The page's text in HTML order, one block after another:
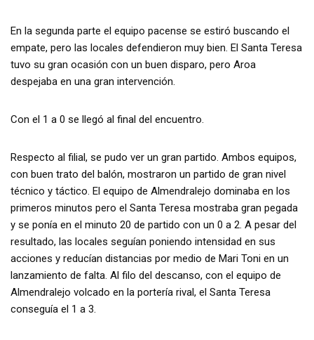
En la segunda parte el equipo pacense se estiró buscando el
empate, pero las locales defendieron muy bien. El Santa Teresa
tuvo su gran ocasión con un buen disparo, pero Aroa
despejaba en una gran intervención.
Con el 1 a 0 se llegó al final del encuentro.
Respecto al filial, se pudo ver un gran partido. Ambos equipos,
con buen trato del balón, mostraron un partido de gran nivel
técnico y táctico. El equipo de Almendralejo dominaba en los
primeros minutos pero el Santa Teresa mostraba gran pegada
y se ponía en el minuto 20 de partido con un 0 a 2. A pesar del
resultado, las locales seguían poniendo intensidad en sus
acciones y reducían distancias por medio de Mari Toni en un
lanzamiento de falta. Al filo del descanso, con el equipo de
Almendralejo volcado en la portería rival, el Santa Teresa
conseguía el 1 a 3.